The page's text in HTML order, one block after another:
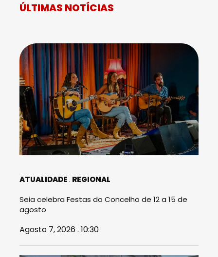
ÚLTIMAS NOTÍCIAS
ATUALIDADE REGIONAL
Seia celebra Festas do Concelho de 12 a 15 de
agosto
Agosto 7, 2026 . 10:30